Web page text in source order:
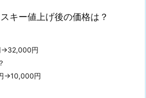
キー値上げ後の価格は？
円
→10,000円